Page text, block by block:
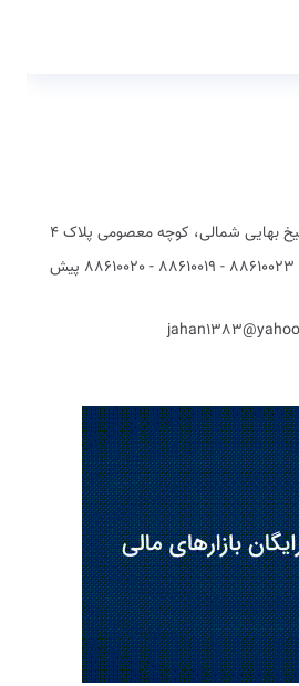
بهایی شمالی، کوچه معصومی پلاک 4
تلفن تماس: 88610021- 88610023 - 88610019 - 88610020 پیش